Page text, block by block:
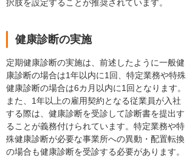
択肢を設定することが推奨されています。
健康診断の実施
定期健康診断の実施は、前述したように一般健
康診断の場合は1年以内に1回、特定業務や特殊
健康診断の場合は6カ月以内に1回となります。
また、1年以上の雇用契約となる従業員が入社
する際は、健康診断を受診して診断書を提出す
ることが義務付けられています。特定業務や特
殊健康診断が必要な事業所への異動・配置転換
の場合も健康診断を受診する必要があります。